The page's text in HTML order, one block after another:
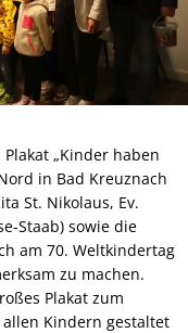
„Kinder haben
in Bad Kreuznach
St. Nikolaus, Ev.
Staab) sowie die
am 70. Weltkindertag
zu machen.
Plakat zum
Kindern gestaltet